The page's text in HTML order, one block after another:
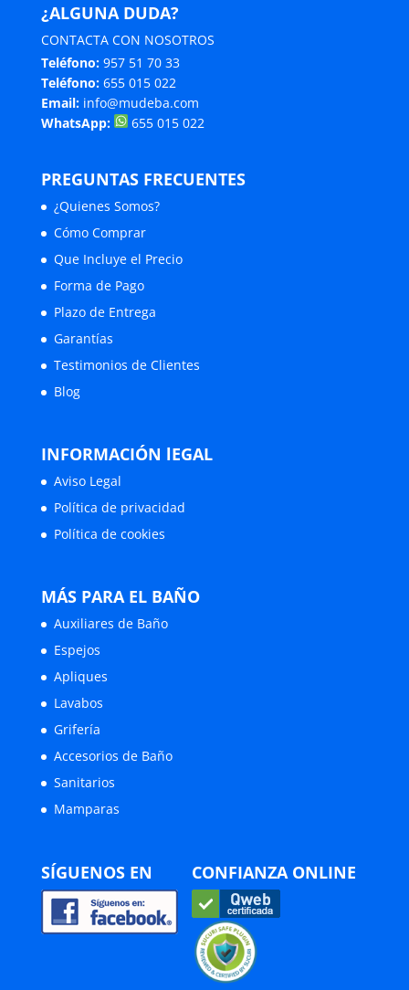
¿ALGUNA DUDA?
CONTACTA CON NOSOTROS
Teléfono: 957 51 70 33
Teléfono: 655 015 022
Email: info@mudeba.com
WhatsApp:
655 015 022
PREGUNTAS FRECUENTES
¿Quienes Somos?
Cómo Comprar
Que Incluye el Precio
Forma de Pago
Plazo de Entrega
Garantías
Testimonios de Clientes
Blog
INFORMACIÓN lEGAL
Aviso Legal
Política de privacidad
Política de cookies
MÁS PARA EL BAÑO
Auxiliares de Baño
Espejos
Apliques
Lavabos
Grifería
Accesorios de Baño
Sanitarios
Mamparas
SÍGUENOS EN CONFIANZA ONLINE